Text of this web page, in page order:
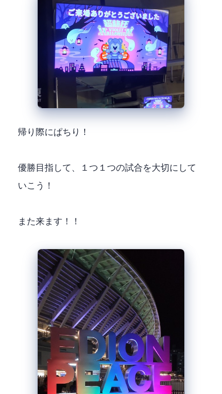
帰り際にぱちり！
優勝目指して、１つ１つの試合を大切にして
いこう！
また来ます！！